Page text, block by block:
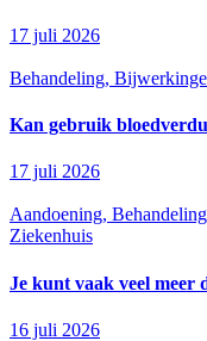
17 juli 2026
Behandeling,
Kan gebruik
17 juli 2026
Aandoening,
Ziekenhuis
Je kunt vaak veel meer
16 juli 2026